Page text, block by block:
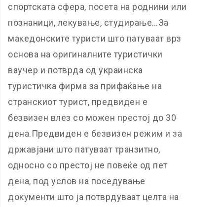
спортската сфера, посета на роднини или
познаници, лекување, студирање…За
македонските туристи што патуваат врз
основа на оригиналните туристички
ваучер и потврда од украинска
туристичка фирма за прифаќање на
странскиот турист, предвиден е
безвизен влез со можен престој до 30
дена.Предвиден е безвизен режим и за
државјани што патуваат транзитно,
односно со престој не повеќе од пет
дена, под услов на поседување
документи што ја потврдуваат целта на